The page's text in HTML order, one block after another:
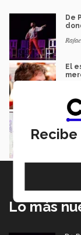
De
El
Lo más